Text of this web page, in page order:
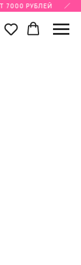
7000 РУБЛЕЙ